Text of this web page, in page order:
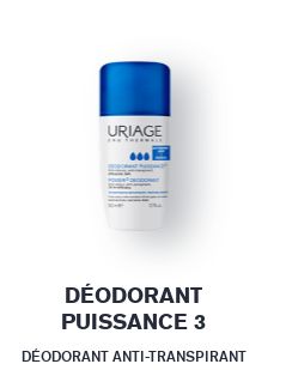
DÉODORANT
PUISSANCE 3
DÉODORANT ANTI-TRANSPIRANT